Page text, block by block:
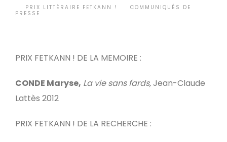
PRIX LITTÉRAIRE FETKANN !
COMMUNIQUÉS DE
PRESSE
PRIX FETKANN ! DE LA MEMOIRE :
CONDE Maryse, La vie sans fards,Jean-Claude
Lattès 2012
PRIX FETKANN ! DE LA RECHERCHE :